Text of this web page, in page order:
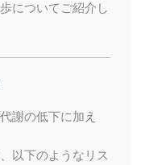
についてご紹介し
謝の低下に加え
以下のようなリス